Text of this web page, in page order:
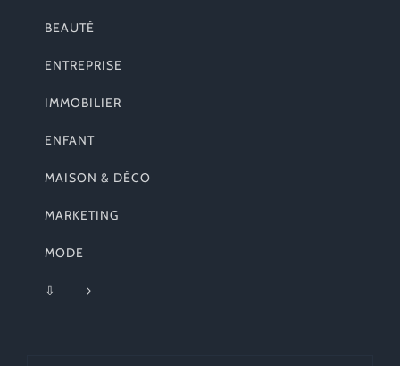
BEAUTÉ
ENTREPRISE
IMMOBILIER
ENFANT
MAISON & DÉCO
MARKETING
MODE
⇩